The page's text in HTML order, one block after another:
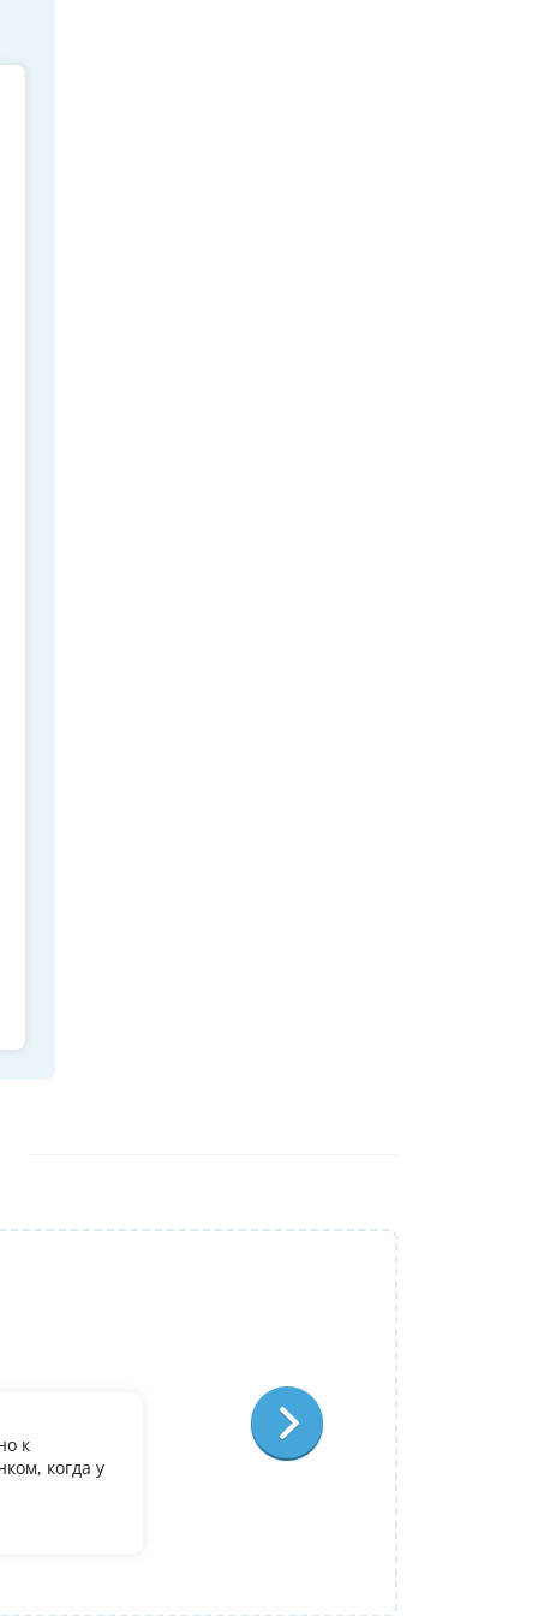
к
когда у
Ольга Александровна
У дочери есть желание поступить в it
олимпиадеого уровня 7 и 8 класс за
9. Искали посильнее преподавателя
Ольгой Александровне! Спасибо!